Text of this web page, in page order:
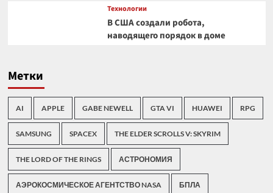
Технологии
В США создали робота,
наводящего порядок в доме
Метки
AI APPLE GABE NEWELL GTA VI HUAWEI RPG
SAMSUNG SPACEX THE ELDER SCROLLS V: SKYRIM
THE LORD OF THE RINGS АСТРОНОМИЯ
АЭРОКОСМИЧЕСКОЕ АГЕНТСТВО NASA БПЛА